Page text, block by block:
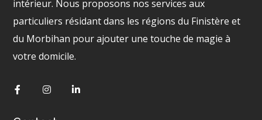
intérieur. Nous proposons nos services aux
particuliers résidant dans les régions du Finistère et
du Morbihan pour ajouter une touche de magie à
votre domicile.